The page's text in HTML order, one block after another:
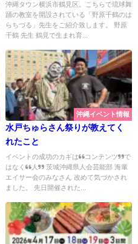
沖縄タウン横浜市鶴見区。こちらで琉球舞
踊の教室を開設されている「野原千鶴のは
らちづる」先生をご紹介致します。 野原
千鶴 先生 鶴見で生まれ育...
沖縄イベント情報
水戸ちゅらさん祭りが教えてく
れたこと
イベントの成功のカギは“コンテンツ”で
はなく“人” 茨城沖縄県人会芸能部 海輩
エイサー会のみなさん 改めて気づかされ
ました。 先日開催された...